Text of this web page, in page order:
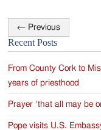
Post
navigation
← Previous
Recent Posts
From County Cork to
years of priesthood
Prayer ‘that all may be
Pope visits U.S.